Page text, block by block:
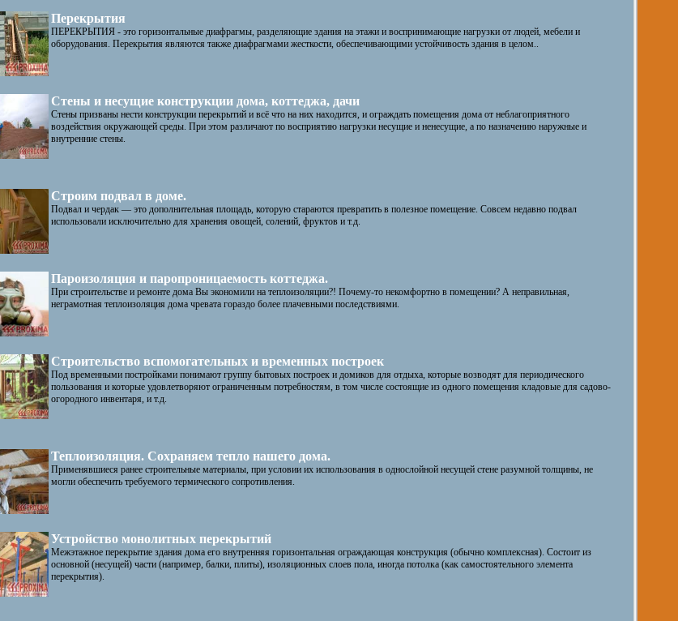
Перекрытия
ПЕРЕКРЫТИЯ - это горизонтальные диафрагмы, разделяющие здания на этажи и воспринимающие нагрузки от людей, мебели и
оборудования. Перекрытия являются также диафрагмами жесткости, обеспечивающими устойчивость здания в целом..
Стены и несущие конструкции дома, коттеджа, дачи
Стены призваны нести конструкции перекрытий и всё что на них находится, и ограждать помещения дома от неблагоприятного
воздействия окружающей среды. При этом различают по восприятию нагрузки несущие и ненесущие, а по назначению наружные и
внутренние стены.
Строим подвал в доме.
Подвал и чердак — это дополнительная площадь, которую стараются превратить в полезное помещение. Совсем недавно подвал
использовали исключительно для хранения овощей, солений, фруктов и т.д.
Пароизоляция и паропроницаемость коттеджа.
При строительстве и ремонте дома Вы экономили на теплоизоляции?! Почему-то некомфортно в помещении? А неправильная,
неграмотная теплоизоляция дома чревата гораздо более плачевными последствиями.
Строительство вспомогательных и временных построек
Под временными постройками понимают группу бытовых построек и домиков для отдыха, которые возводят для периодического
пользования и которые удовлетворяют ограниченным потребностям, в том числе состоящие из одного помещения кладовые для садово-
огородного инвентаря, и т.д.
Теплоизоляция. Сохраняем тепло нашего дома.
Применявшиеся ранее строительные материалы, при условии их использования в однослойной несущей стене разумной толщины, не
могли обеспечить требуемого термического сопротивления.
Устройство монолитных перекрытий
Межэтажное перекрытие здания дома его внутренняя горизонтальная ограждающая конструкция (обычно комплексная). Состоит из
основной (несущей) части (например, балки, плиты), изоляционных слоев пола, иногда потолка (как самостоятельного элемента
перекрытия).